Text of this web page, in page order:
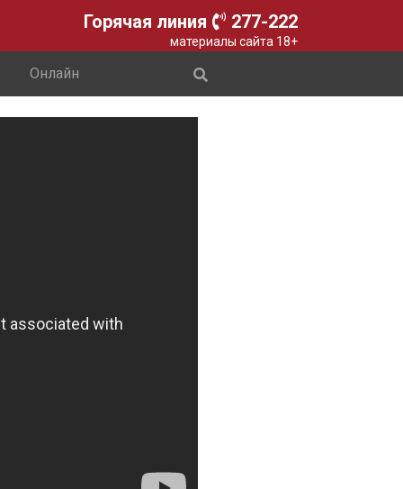
Горячая линия 277-222
материалы сайта 18+
Онлайн